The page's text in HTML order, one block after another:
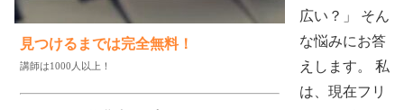
見つけるまでは完全無料！
講師は1000人以上！
広い？」 そん
な悩みにお答
えします。 私
は、現在フリ